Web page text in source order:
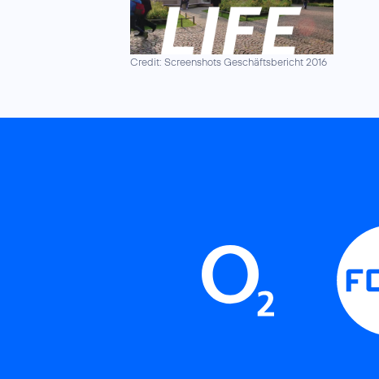
Credit: Screenshots Geschäftsbericht 2016